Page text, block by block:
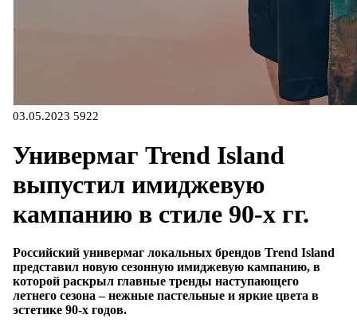
03.05.2023 5922
Универмаг Trend Island
выпустил имиджевую
кампанию в стиле 90-х гг.
Российский универмаг локальных брендов Trend Island
представил новую сезонную имиджевую кампанию, в
которой раскрыл главные тренды наступающего
летнего сезона – нежные пастельные и яркие цвета в
эстетике 90-х годов.